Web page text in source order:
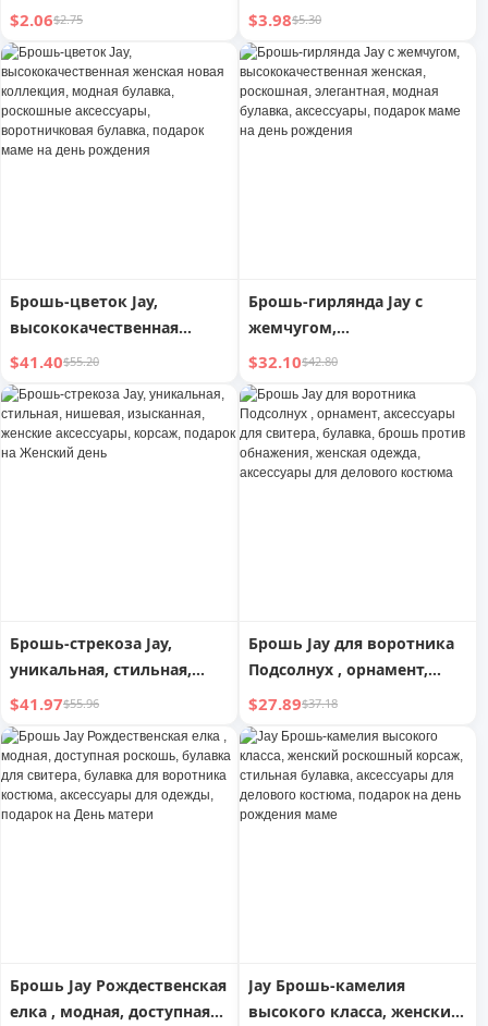
формы с жемчугом,
изысканная роскошь,
новый универсальный
аксессуар для офиса и
банкетов
$2.06$2.75
эксклюзивный женский
корсаж, маленькая
булавка Тополиный лес ,
роскошная, элегантная,
летний свитер, деловой
костюм, аксессуары
$3.98$5.30
Брошь-цветок Jay,
высококачественная
женская новая коллекция,
модная булавка,
роскошные аксессуары,
воротничковая булавка,
подарок маме на день
$41.40$55.20
Брошь-гирлянда Jay с
жемчугом,
высококачественная
женская, роскошная,
элегантная, модная
булавка, аксессуары,
подарок маме на день
рождения
$32.10$42.80
Брошь-стрекоза Jay,
уникальная, стильная,
нишевая, изысканная,
женские аксессуары,
корсаж, подарок на
Женский день
$41.97$55.96
Брошь Jay для воротника
Подсолнух , орнамент,
аксессуары для свитера,
булавка, брошь против
обнажения, женская
одежда, аксессуары для
делового костюма
$27.89$37.18
Брошь Jay Рождественская
елка , модная, доступная
Jay Брошь-камелия
высокого класса, женский